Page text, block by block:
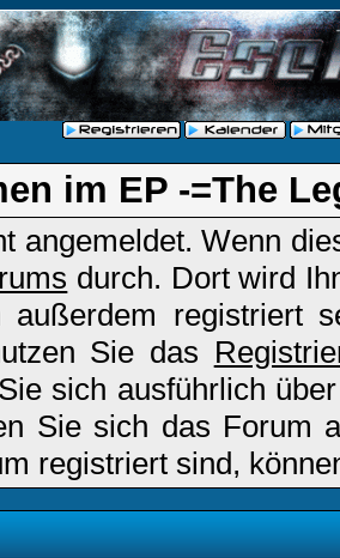
im EP -=The
angemeldet. Wenn
durch. Dort wird
außerdem registriert
Sie das
Sie sich ausführlich
Sie sich das Forum
registriert sind,